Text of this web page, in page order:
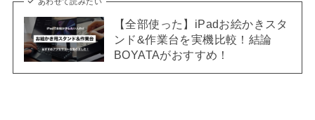
【全部使った】iPadお絵かきスタ
ンド&作業台を実機比較！結論
BOYATAがおすすめ！